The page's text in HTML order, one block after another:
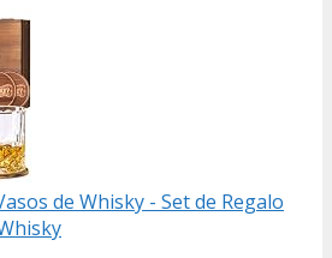
de Whisky - Set de Regalo